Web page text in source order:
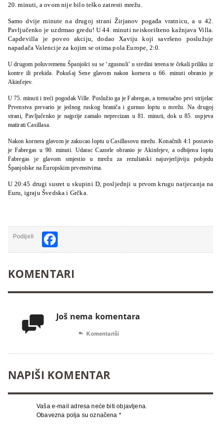
20. minuti, a ovom nije bilo teško zatresti mrežu.
Samo dvije minute na drugoj strani Žirjanov pogađa vratnicu, a u 42.
Pavljučenko je uzdrmao gredu! U 44. minuti neiskorišteno kažnjava Villa.
Capdevilla je poveo akciju, dodao Xaviju koji savršeno poslužuje
napadača Valencije za kojim se otima pola Europe, 2:0.
U drugom poluvremenu Španjolci su se ‘zgusnuli’ u sredini terena te čekali priliku iz
kontre ili prekida. Pokušaj Sene glavom nakon kornera u 66. minuti obranio je
Akinfejev.
U 75. minuti i treći pogodak Ville. Poslužio ga je Fabregas, a trenutačno prvi strijelac
Prvenstva prevario je jednog ruskog braniča i gurnuo loptu u mrežu. Na drugoj
strani, Pavljučenko je najprije zamalo neprecizan u 81. minuti, dok u 85. uspjeva
matirati Casillasa.
Nakon kornera glavom je zakucao loptu u Casillasovu mrežu. Konačnih 4:1 postavio
je Fabregas u 90. minuti. Udarac Cazorle obranio je Akinfejev, a odbijenu loptu
Fabregas je glavom smjestio u mrežu za rezultatski najuvjerljiviju pobjedu
Španjolske na Europskim prvenstvima.
U 20:45 drugi susret u skupini D, posljednji u prvom krugu natjecanja na
Euru, igraju Švedska i Grčka.
Podijeli
KOMENTARI
 Još nema komentara
 Komentariši
NAPIŠI KOMENTAR
Vaša e-mail adresa neće biti objavljena.
Obavezna polja su označena *